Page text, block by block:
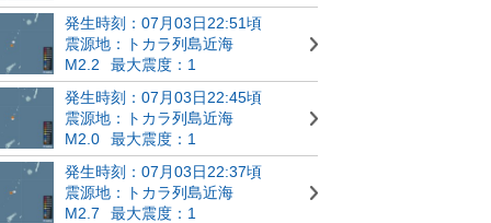
発生時刻：07月03日22:51頃
震源地：トカラ列島近海
M2.2
最大震度：1
発生時刻：07月03日22:45頃
震源地：トカラ列島近海
M2.0
最大震度：1
発生時刻：07月03日22:37頃
震源地：トカラ列島近海
M2.7
最大震度：1